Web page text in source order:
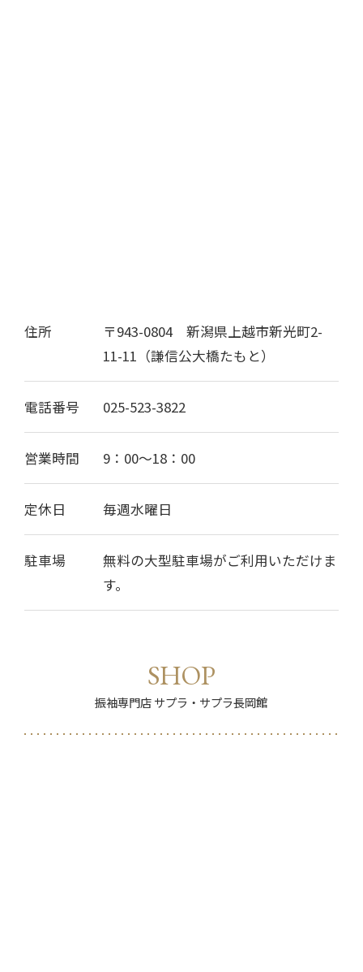
住所
〒943-0804 新潟県上越市新光町2-
11-11（謙信公大橋たもと）
電話番号 025-523-3822
営業時間 9：00〜18：00
定休日 毎週水曜日
駐車場
無料の大型駐車場がご利用いただけま
す。
SHOP
振袖専門店 サプラ・サプラ長岡館